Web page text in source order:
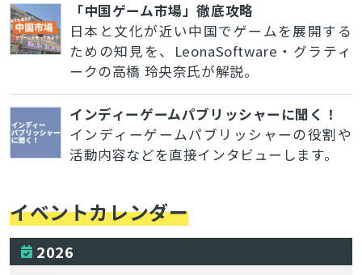
「中国ゲーム市場」徹底攻略
日本と文化が近い中国でゲームを展開する
ための知見を、LeonaSoftware・グラティ
ークの高橋 玲央奈氏が解説。
インディーゲームパブリッシャーに聞く！
インディーゲームパブリッシャーの役割や
活動内容などを直接インタビューします。
イベントカレンダー
2026